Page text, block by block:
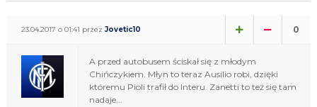
23.04.2017 o 01:41 przez Jovetic10 0
A przed autobusem ściskał się z młodym
Chińczykiem. Młyn to teraz Ausilio robi, dzięki
któremu Pioli trafił do Interu. Zanetti to też się tam
nadaje...